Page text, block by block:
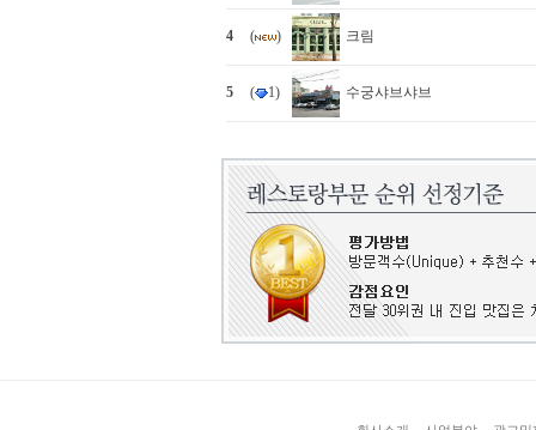
4 ( ) 크림
5 ( 1) 수궁샤브샤브